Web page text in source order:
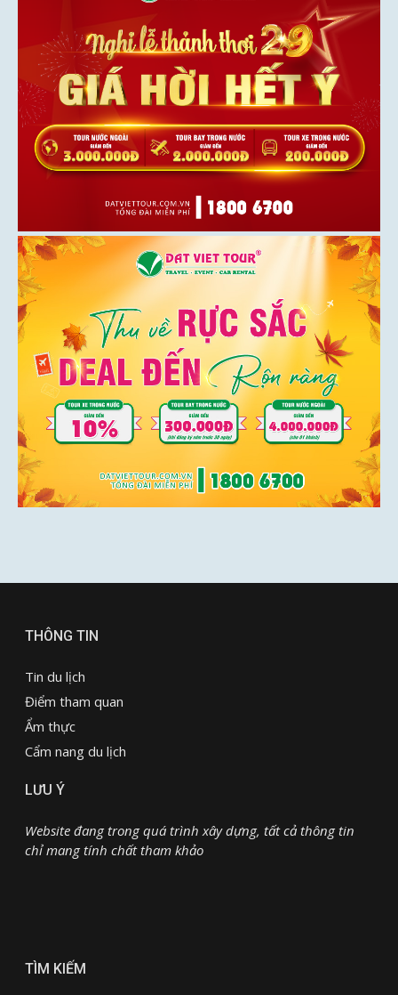
THÔNG TIN
Tin du lịch
Điểm tham quan
Ẩm thực
Cẩm nang du lịch
LƯU Ý
Website đang trong quá trình xây dựng, tất cả thông tin
chỉ mang tính chất tham khảo
TÌM KIẾM